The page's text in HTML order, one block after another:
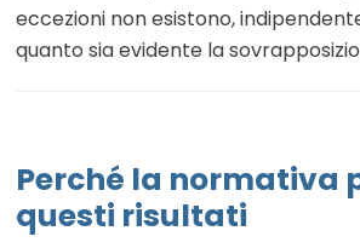
eccezioni non esistono,
quanto sia evidente la
Perché la normativa
questi risultati